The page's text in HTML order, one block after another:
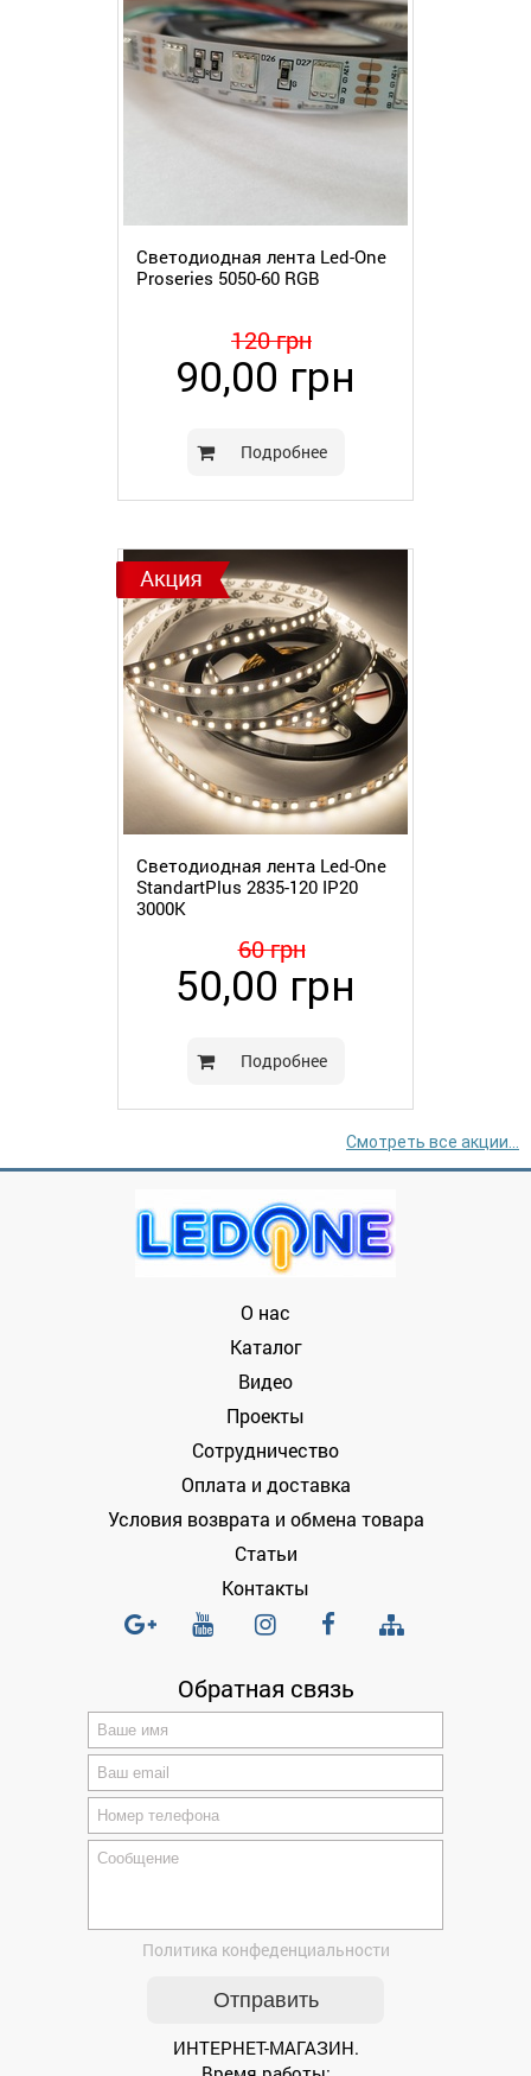
Светодиодная лента Led-One
Proseries 5050-60 RGB
120 грн
90,00 грн
Подробнее
Светодиодная лента Led-One
StandartPlus 2835-120 IP20
3000K
60 грн
50,00 грн
Подробнее
Смотреть все акции...
О нас
Каталог
Видео
Проекты
Сотрудничество
Оплата и доставка
Условия возврата и обмена товара
Статьи
Контакты
Обратная связь
Политика конфеденциальности
ИНТЕРНЕТ-МАГАЗИН.